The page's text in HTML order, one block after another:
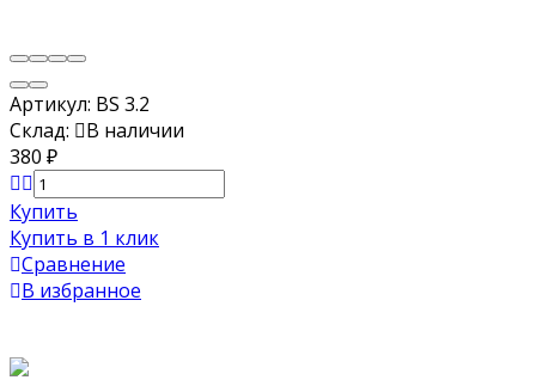
Артикул: BS 3.2
Склад:
В наличии
380 ₽
Купить
Купить в 1 клик
Сравнение
В избранное